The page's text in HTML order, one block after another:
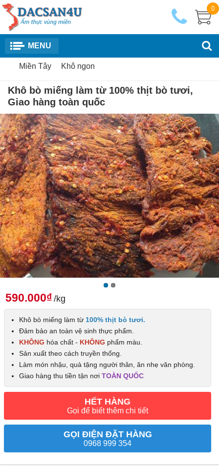
0
MENU
Miền Tây Khô ngon
Khô bò miếng làm từ 100% thịt bò tươi,
Giao hàng toàn quốc
590.000₫/kg
Khô bò miếng làm từ 100% thịt bò tươi.
Đảm bảo an toàn vệ sinh thực phẩm.
KHÔNG hóa chất - KHÔNG phẩm màu.
Sản xuất theo cách truyền thống.
Làm món nhậu, quà tặng người thân, ăn nhẹ văn phòng.
Giao hàng thu tiền tận nơi TOÀN QUỐC
HẾT HÀNG
Gọi để biết thêm chi tiết
GỌI ĐIỆN ĐẶT HÀNG
0968 999 354